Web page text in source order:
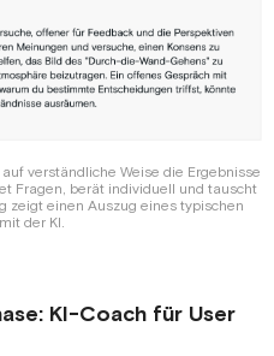
verständliche Weise die Ergebnisse
Fragen, berät individuell und tauscht
zeigt einen Auszug eines typischen
der KI.
KI-Coach für User